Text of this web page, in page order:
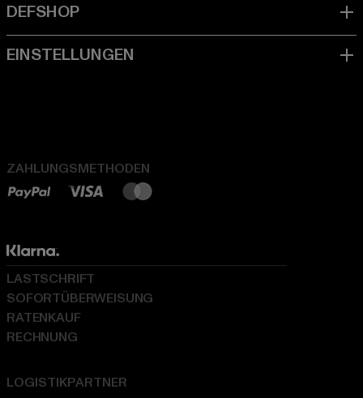
ZAHLUNGSMETHODEN
LOGISTIKPARTNER
LASTSCHRIFT
SOFORTÜBERWEISUNG
RATENKAUF
RECHNUNG